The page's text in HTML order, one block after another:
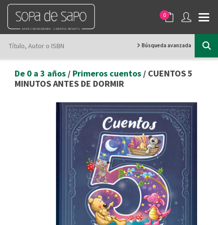
0
Búsqueda avanzada
De 0 a 3 años / Primeros cuentos / CUENTOS 5
MINUTOS ANTES DE DORMIR